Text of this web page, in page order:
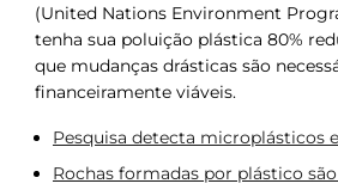
(United Nations Environment
tenha sua poluição plástica 80%
que mudanças drásticas são
financeiramente viáveis.
Pesquisa detecta microplásticos
Rochas formadas por plástico